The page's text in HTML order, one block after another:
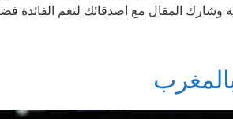
وشارك المقال مع اصدقائك لتعم الفائدة